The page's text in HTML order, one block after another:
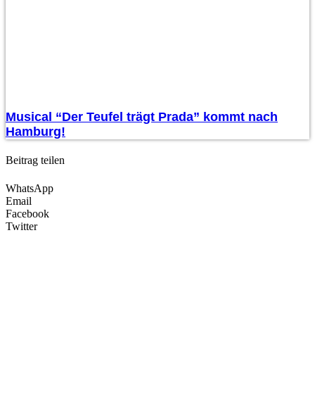
Musical “Der Teufel trägt Prada” kommt nach
Hamburg!
Beitrag teilen
WhatsApp
Email
Facebook
Twitter